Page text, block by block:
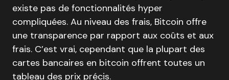
existe pas de fonctionnalités hyper
compliquées. Au niveau des frais, Bitcoin offre
une transparence par rapport aux coûts et aux
frais. C’est vrai, cependant que la plupart des
cartes bancaires en bitcoin offrent toutes un
tableau des prix précis.